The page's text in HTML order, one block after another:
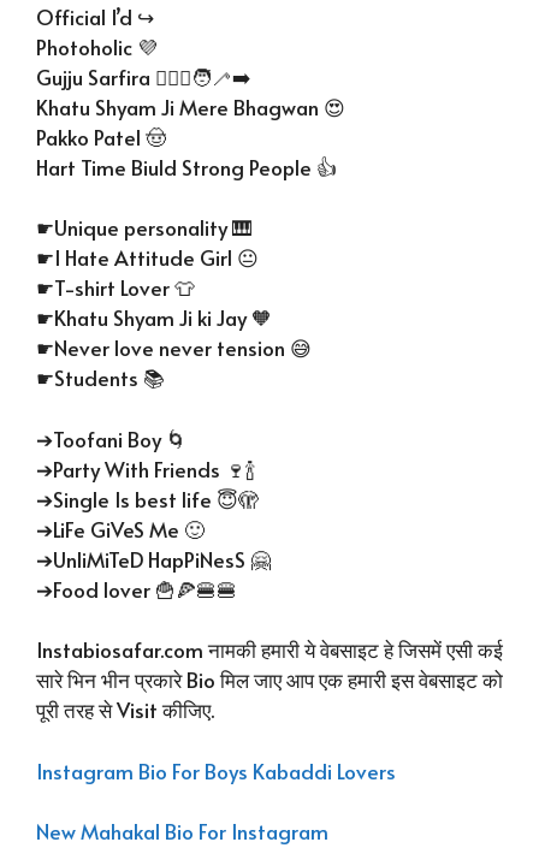
Official I’d ↪️
Photoholic 💜
Gujju Sarfira 👳🏻‍♀️🧑‍🦯‍➡️
Khatu Shyam Ji Mere Bhagwan 😍
Pakko Patel 🤠
Hart Time Biuld Strong People 👍
☛Unique personality 🎹
☛I Hate Attitude Girl 😐
☛T-shirt Lover 👕
☛Khatu Shyam Ji ki Jay 🧡
☛Never love never tension 😅
☛Students 📚
➔Toofani Boy 🌀
➔Party With Friends 🍷🍾
➔Single Is best life 😇🫣
➔LiFe GiVeS Me 🙂
➔UnliMiTeD HapPiNesS 🤗
➔Food lover 🍟🍕🍔🍔
Instabiosafar.com नामकी हमारी ये वेबसाइट हे जिसमें एसी कई
सारे भिन भीन प्रकारे Bio मिल जाए आप एक हमारी इस वेबसाइट को
पूरी तरह से Visit कीजिए.
Instagram Bio For Boys Kabaddi Lovers
New Mahakal Bio For Instagram